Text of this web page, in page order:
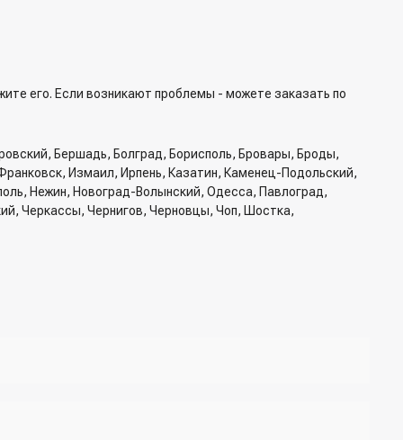
его. Если возникают проблемы - можете заказать по
Бершадь, Болград, Борисполь, Бровары, Броды,
Измаил, Ирпень, Казатин, Каменец-Подольский,
Нежин, Новоград-Волынский, Одесса, Павлоград,
Черкассы, Чернигов, Черновцы, Чоп, Шостка,